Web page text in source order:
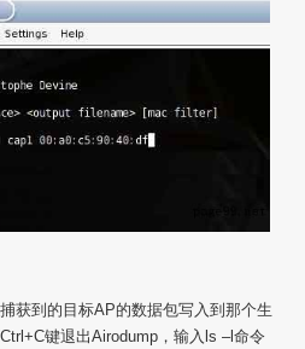
获到的目标AP的数据包写入到那个生
键退出Airodump，输入ls –l命令